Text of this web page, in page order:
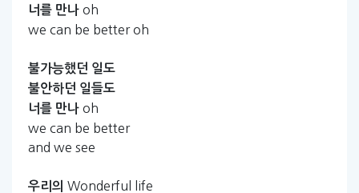
너를 만나 oh
we can be better oh
불가능했던 일도
불안하던 일들도
너를 만나 oh
we can be better
and we see
우리의 Wonderful life